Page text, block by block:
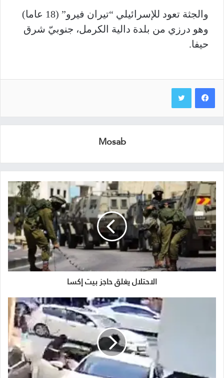
والجثة تعود للإسرائيلي “تيران فيرو” (18 عاما)
وهو درزي من بلدة دالية الكرمل، جنوبيّ شرق
حيفا.
Mosab
الاحتلال يغلق حاجز بيت إكسا